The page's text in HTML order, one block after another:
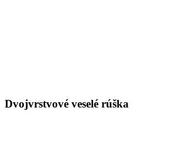
Dvojvrstvové veselé rúška